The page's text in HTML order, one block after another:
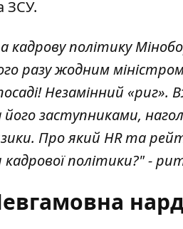
ЗСУ.
кадрову політику
разу жодним міністром
Незамінний «риг».
його заступниками,
Про який HR та
політики?" -